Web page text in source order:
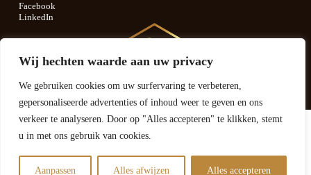
Wij hechten waarde aan uw privacy
We gebruiken cookies om uw surfervaring te verbeteren,
gepersonaliseerde advertenties of inhoud weer te geven en ons
verkeer te analyseren. Door op "Alles accepteren" te klikken, stemt
u in met ons gebruik van cookies.
Aanpassen Alles afwijzen Alles accepteren
Facebook
LinkedIn
Copyright 2025
Luxury Gold
Privacyverklaring